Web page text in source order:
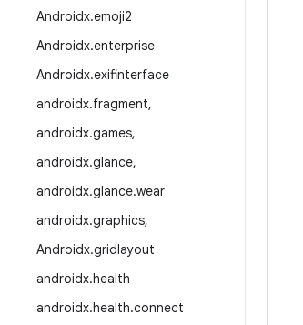
Androidx.emoji2
Androidx.enterprise
Androidx.exifinterface
androidx.fragment,
androidx.games,
androidx.glance,
androidx.glance.wear
androidx.graphics,
Androidx.gridlayout
androidx.health
androidx.health.connect